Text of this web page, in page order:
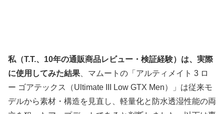
私（T.T.、10年の通販商品レビュー・検証経験）は、実際
に使用してみた結果 、マムートの「アルティメイト 3 ロ
ー ゴアテックス（Ultimate III Low GTX Men）」は従来モ
デルから素材・構造を見直し、軽量化と防水透湿性能の両